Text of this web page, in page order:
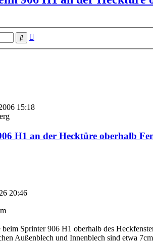
Suche
15:18
H1 an der Hecktüre oberhalb
20:46
beim Sprinter 906 H1 oberhalb des
Außenblech und Innenblech sind etwa